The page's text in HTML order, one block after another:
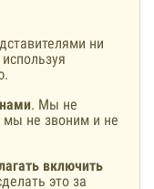
ни
используя
. Мы не
мы не звоним и не
включить
это за